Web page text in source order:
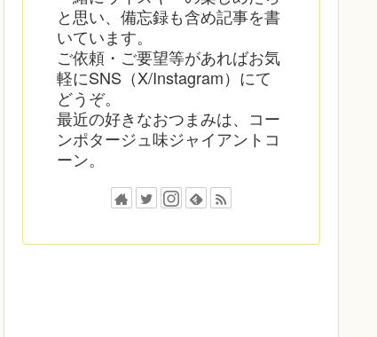
と思い、備忘録も含め記事を書
いています。
ご依頼・ご要望等があればお気
軽にSNS（X/Instagram）にて
どうぞ。
最近の好きなおつまみは、コー
ンポタージュ味ジャイアントコ
ーン。